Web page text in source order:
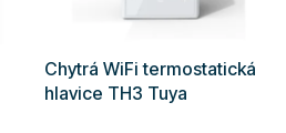
Chytrá WiFi termostatická
hlavice TH3 Tuya